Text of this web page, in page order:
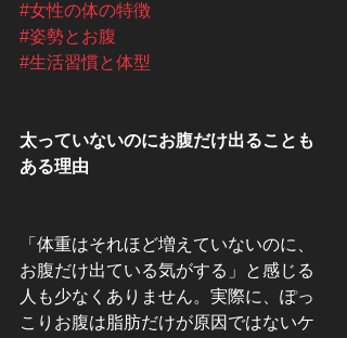
#女性の体の特徴
#姿勢とお腹
#生活習慣と体型
太っていないのにお腹だけ出ることも
ある理由
「体重はそれほど増えていないのに、
お腹だけ出ている気がする」と感じる
人も少なくありません。実際に、ぽっ
こりお腹は脂肪だけが原因ではないケ